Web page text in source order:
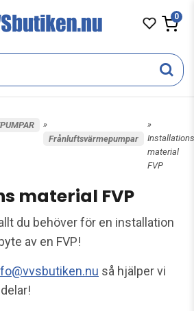
0
»
Frånluftsvärmepumpar
»
Installations
material
FVP
material FVP
du behöver för en installation
av en FVP!
så hjälper vi